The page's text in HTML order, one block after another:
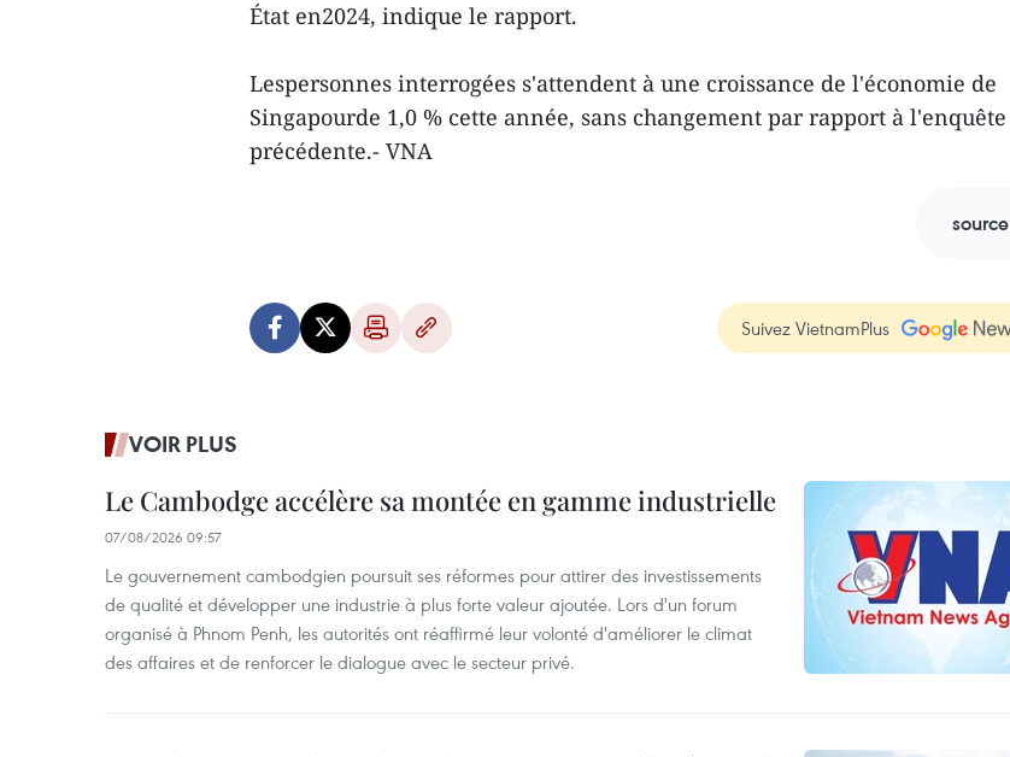
État en2024, indique le rapport.
Lespersonnes interrogées s'attendent à une croissance de l'économie de
Singapourde 1,0 % cette année, sans changement par rapport à l'enquête
précédente.- VNA
source
Suivez VietnamPlus
VOIR PLUS
Le Cambodge accélère sa montée en gamme industrielle
07/08/2026 09:57
Le gouvernement cambodgien poursuit ses réformes pour attirer des investissements
de qualité et développer une industrie à plus forte valeur ajoutée. Lors d'un forum
organisé à Phnom Penh, les autorités ont réaffirmé leur volonté d'améliorer le climat
des affaires et de renforcer le dialogue avec le secteur privé.